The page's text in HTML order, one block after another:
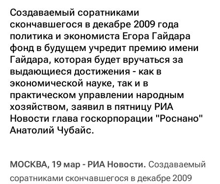
Создаваемый соратниками
скончавшегося в декабре 2009 года
политика и экономиста Егора Гайдара
фонд в будущем учредит премию имени
Гайдара, которая будет вручаться за
выдающиеся достижения - как в
экономической науке, так и в
практическом управлении народным
хозяйством, заявил в пятницу РИА
Новости глава госкорпорации "Роснано"
Анатолий Чубайс.
МОСКВА, 19 мар - РИА Новости. Создаваемый
соратниками скончавшегося в декабре 2009